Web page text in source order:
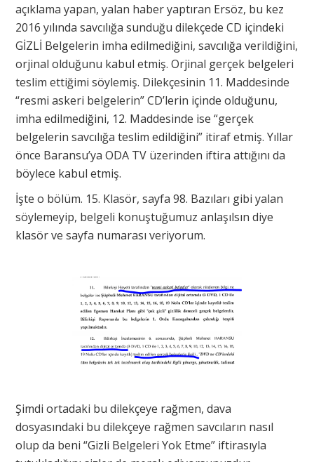
açıklama yapan, yalan haber yaptıran Ersöz, bu kez
2016 yılında savcılığa sunduğu dilekçede CD içindeki
GİZLİ Belgelerin imha edilmediğini, savcılığa verildiğini,
orjinal olduğunu kabul etmiş. Orjinal gerçek belgeleri
teslim ettiğimi söylemiş. Dilekçesinin 11. Maddesinde
“resmi askeri belgelerin” CD’lerin içinde olduğunu,
imha edilmediğini, 12. Maddesinde ise “gerçek
belgelerin savcılığa teslim edildiğini” itiraf etmiş. Yıllar
önce Baransu’ya ODA TV üzerinden iftira attığını da
böylece kabul etmiş.
İşte o bölüm. 15. Klasör, sayfa 98. Bazıları gibi yalan
söylemeyip, belgeli konuştuğumuz anlaşılsın diye
klasör ve sayfa numarası veriyorum.
Şimdi ortadaki bu dilekçeye rağmen, dava
dosyasındaki bu dilekçeye rağmen savcıların nasıl
olup da beni “Gizli Belgeleri Yok Etme” iftirasıyla